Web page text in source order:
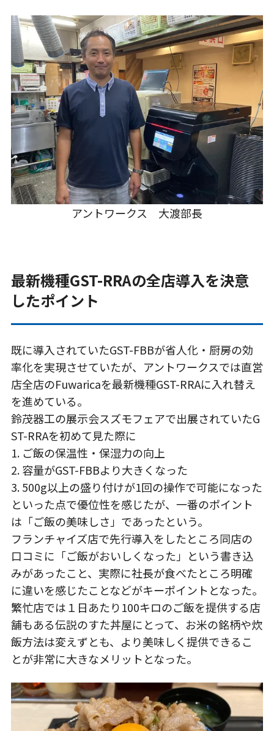
アントワークス 大渡部長
最新機種GST-RRAの全店導入を決意
したポイント
既に導入されていたGST-FBBが省人化・厨房の効
率化を実現させていたが、アントワークスでは直営
店全店のFuwaricaを最新機種GST-RRAに入れ替え
を進めている。
鈴茂器工の展示会スズモフェアで出展されていたG
ST-RRAを初めて見た際に
1. ご飯の保温性・保湿力の向上
2. 容量がGST-FBBより大きくなった
3. 500g以上の盛り付けが1回の操作で可能になった
といった点で優位性を感じたが、一番のポイント
は「ご飯の美味しさ」であったという。
フランチャイズ店で先行導入をしたところ同店の
口コミに「ご飯がおいしくなった」という書き込
みがあったこと、実際に社長が食べたところ明確
に違いを感じたことなどがキーポイントとなった。
繁忙店では１日あたり100キロのご飯を提供する店
舗もある伝説のすた丼屋にとって、お米の銘柄や炊
飯方法は変えずとも、より美味しく提供できるこ
とが非常に大きなメリットとなった。